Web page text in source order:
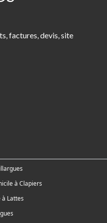
factures, devis, site
à Clapiers
Lattes